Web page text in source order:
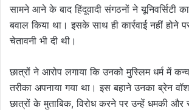
सामने आने के बाद हिंदूवादी संगठनों ने यूनिवर्सिटी
बवाल किया था। इसके साथ ही कार्रवाई नहीं होने
चेतावनी भी दी थी।
छात्रों ने आरोप लगाया कि उनको मुस्लिम धर्म में
तरीका अपनाया गया था। इस बहाने उनका ब्रेन
छात्रों के मुताबिक, विरोध करने पर उन्हें धमकी और